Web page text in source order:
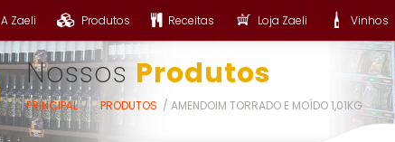
A Zaeli Produtos Receitas Loja Zaeli Vinhos
Nossos Produtos
PRINCIPAL PRODUTOS AMENDOIM TORRADO E MOÍDO 1,01KG